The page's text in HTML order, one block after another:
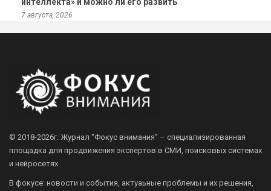
7 августа, 2026
© 2018-2026г. Журнал “Фокус внимания” – специализированная
площадка для продвижения экспертов в СМИ, поисковых системах
и нейросетях.
В фокусе: новости и события, актуаьные проблемы и их решения,